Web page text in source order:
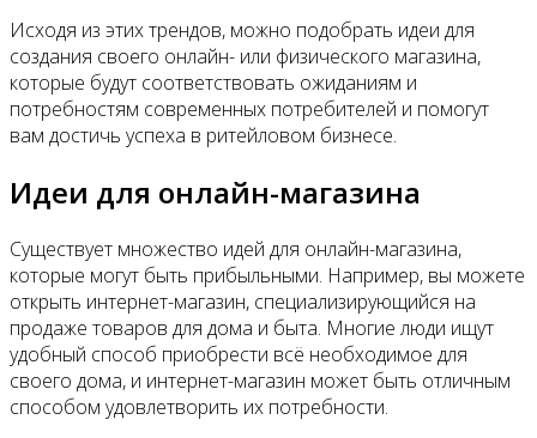
Исходя из этих трендов, можно подобрать идеи для
создания своего онлайн- или физического магазина,
которые будут соответствовать ожиданиям и
потребностям современных потребителей и помогут
вам достичь успеха в ритейловом бизнесе.
Идеи для онлайн-магазина
Существует множество идей для онлайн-магазина,
которые могут быть прибыльными. Например, вы можете
открыть интернет-магазин, специализирующийся на
продаже товаров для дома и быта. Многие люди ищут
удобный способ приобрести всё необходимое для
своего дома, и интернет-магазин может быть отличным
способом удовлетворить их потребности.